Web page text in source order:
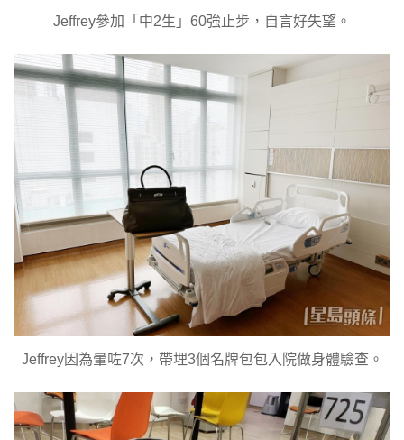
Jeffrey參加「中2生」60強止步，自言好失望。
Jeffrey因為暈咗7次，帶埋3個名牌包包入院做身體驗查。